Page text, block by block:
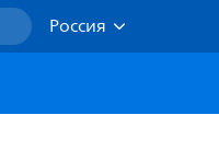
Россия